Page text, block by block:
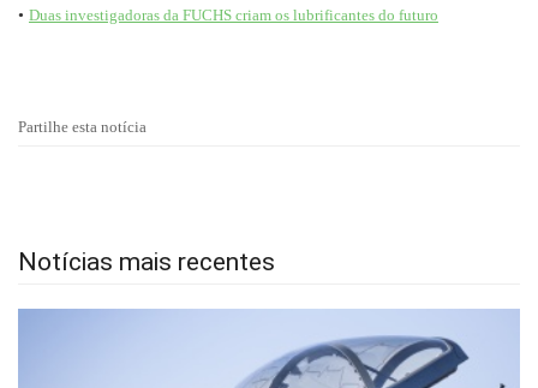
• Duas investigadoras da FUCHS criam os lubrificantes do futuro
Partilhe esta notícia
Notícias mais recentes